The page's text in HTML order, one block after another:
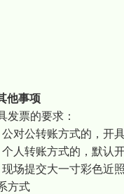
他事项
发票的要求：
公对公转账方式的，开
个人转账方式的，默认
现场提交大一寸彩色近
方式